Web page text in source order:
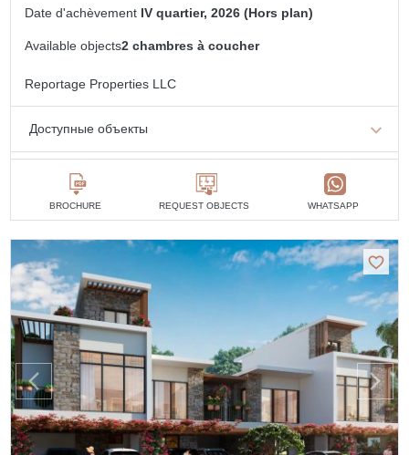
Date d'achèvement IV quartier, 2026 (Hors plan)
Available objects2 chambres à coucher
Reportage Properties LLC
Доступные объекты
BROCHURE REQUEST OBJECTS WHATSAPP